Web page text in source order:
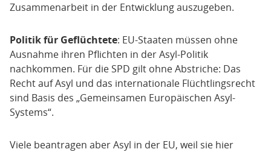
Zusammenarbeit in der Entwicklung auszugeben.
Politik für Geflüchtete: EU-Staaten müssen ohne
Ausnahme ihren Pflichten in der Asyl-Politik
nachkommen. Für die SPD gilt ohne Abstriche: Das
Recht auf Asyl und das internationale Flüchtlingsrecht
sind Basis des „Gemeinsamen Europäischen Asyl-
Systems“.
Viele beantragen aber Asyl in der EU, weil sie hier